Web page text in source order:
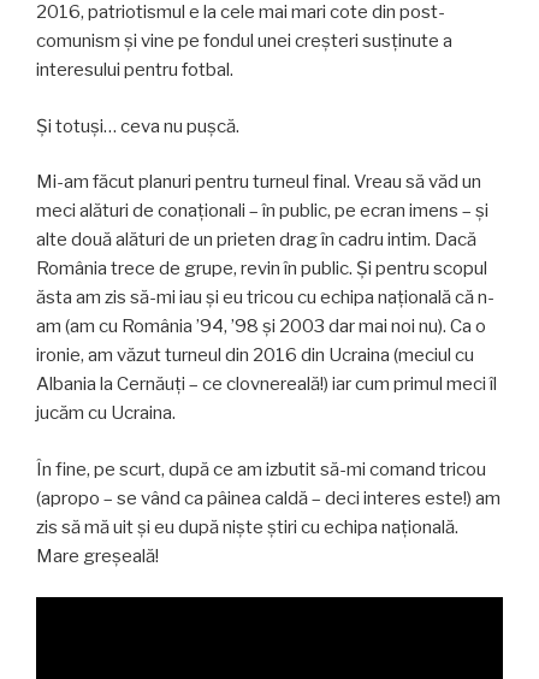
2016, patriotismul e la cele mai mari cote din post-
comunism și vine pe fondul unei creșteri susținute a
interesului pentru fotbal.
Și totuși… ceva nu pușcă.
Mi-am făcut planuri pentru turneul final. Vreau să văd un
meci alături de conaționali – în public, pe ecran imens – și
alte două alături de un prieten drag în cadru intim. Dacă
România trece de grupe, revin în public. Și pentru scopul
ăsta am zis să-mi iau și eu tricou cu echipa națională că n-
am (am cu România ’94, ’98 și 2003 dar mai noi nu). Ca o
ironie, am văzut turneul din 2016 din Ucraina (meciul cu
Albania la Cernăuți – ce clovnereală!) iar cum primul meci îl
jucăm cu Ucraina.
În fine, pe scurt, după ce am izbutit să-mi comand tricou
(apropo – se vând ca pâinea caldă – deci interes este!) am
zis să mă uit și eu după niște știri cu echipa națională.
Mare greșeală!